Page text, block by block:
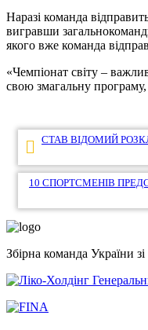
Наразі команда
вигравши
якого вже команда
«Чемпіонат світу –
свою змагальну
Навігація
записів
СТАВ ВІДОМИЙ
10 СПОРТСМЕНІВ
Збірна команда України